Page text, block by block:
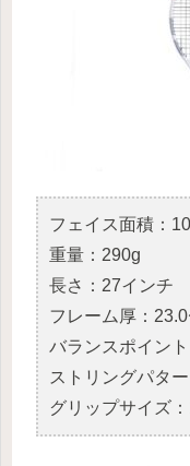
フェイス面積：
重量：290g
長さ：27インチ
フレーム厚：
バランスポイン
ストリングパタ
グリップサイズ